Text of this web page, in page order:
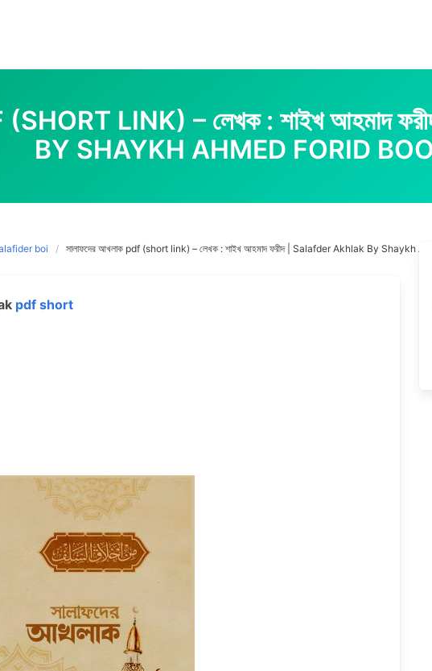
(SHORT LINK) – লেখক : শাইখ আহমাদ
BY SHAYKH AHMED FORID
boi সালাফদের আখলাক pdf (short link) – লেখক : শাইখ আহমাদ ফরীদ | Salafder Akhlak By Shaykh
pdf short